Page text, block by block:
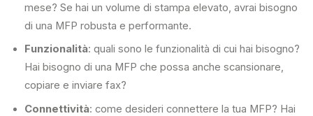
mese? Se hai un volume di stampa elevato, avrai bisogno
di una MFP robusta e performante.
Funzionalità: quali sono le funzionalità di cui hai bisogno?
Hai bisogno di una MFP che possa anche scansionare,
copiare e inviare fax?
Connettività: come desideri connettere la tua MFP? Hai